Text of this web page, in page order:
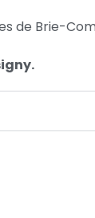
de Brie-